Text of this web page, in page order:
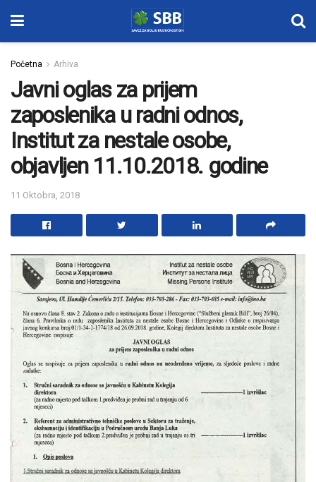
Početna Arhiva
Javni oglas za prijem
zaposlenika u radni odnos,
Institut za nestale osobe,
objavljen 11.10.2018. godine
11 Oktobra, 2018